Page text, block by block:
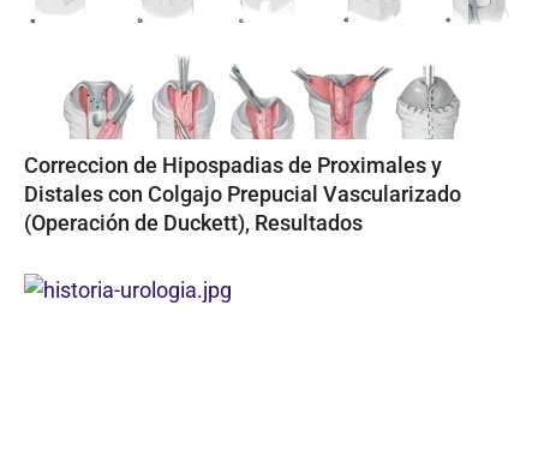
Correccion de Hipospadias de Proximales y
Distales con Colgajo Prepucial Vascularizado
(Operación de Duckett), Resultados